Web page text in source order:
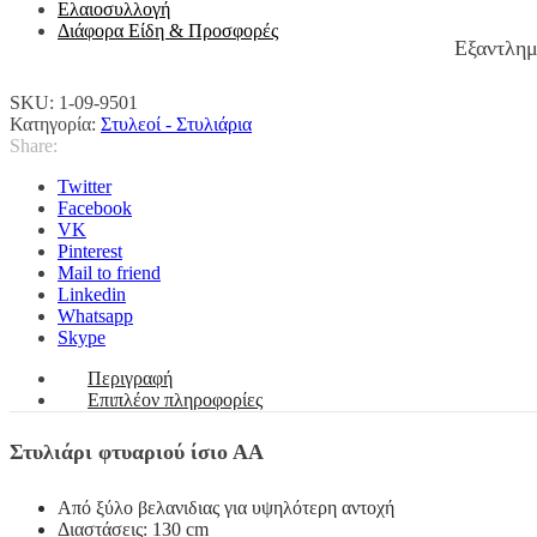
Ελαιοσυλλογή
Διάφορα Είδη & Προσφορές
SKU: 1-09-9501
Κατηγορία: Στυλεοί - Στυλιάρια
Share:
Twitter
Facebook
VK
Pinterest
Mail to friend
Linkedin
Whatsapp
Skype
Περιγραφή
Επιπλέον πληροφορίες
Στυλιάρι φτυαριού ίσιο ΑΑ
Από ξύλο βελανιδιας για υψηλότερη αντοχή
Διαστάσεις: 130 cm